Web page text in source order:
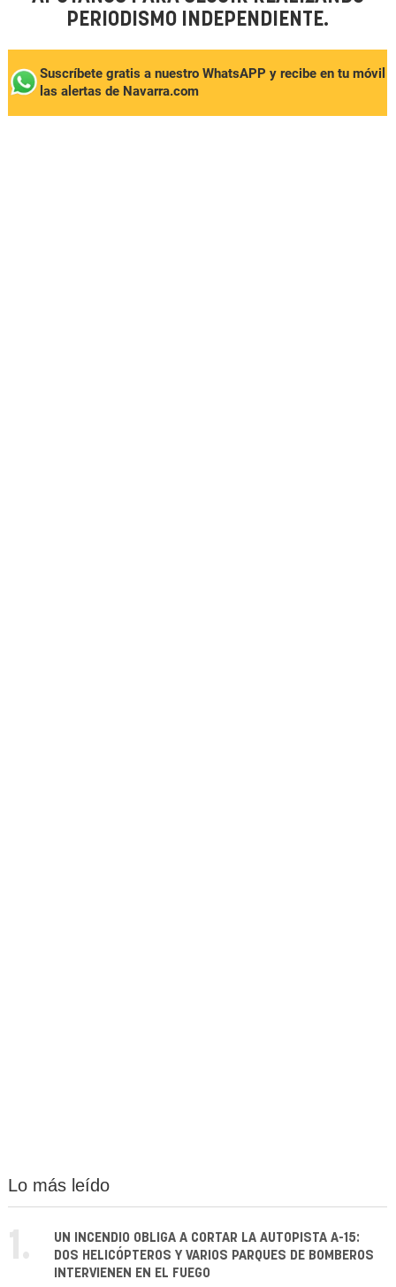
PERIODISMO INDEPENDIENTE.
Suscríbete gratis a nuestro WhatsAPP y recibe en tu móvil
las alertas de Navarra.com
Lo más leído
1.
UN INCENDIO OBLIGA A CORTAR LA AUTOPISTA A-15:
DOS HELICÓPTEROS Y VARIOS PARQUES DE BOMBEROS
INTERVIENEN EN EL FUEGO